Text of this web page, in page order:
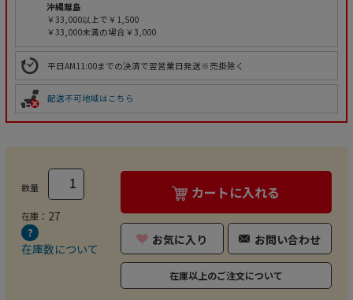
沖縄離島
￥33,000以上で￥1,500
￥33,000未満の場合￥3,000
平日AM11:00までの決済で翌営業日発送※売掛除く
配送不可地域はこちら
数量
在庫： 27
在庫数について
カートに入れる
お気に入り お問い合わせ
在庫以上のご注文について